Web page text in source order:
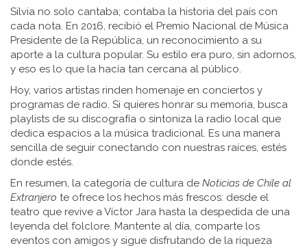
Silvia no solo cantaba; contaba la historia del país con
cada nota. En 2016, recibió el Premio Nacional de Música
Presidente de la República, un reconocimiento a su
aporte a la cultura popular. Su estilo era puro, sin adornos,
y eso es lo que la hacía tan cercana al público.
Hoy, varios artistas rinden homenaje en conciertos y
programas de radio. Si quieres honrar su memoria, busca
playlists de su discografía o sintoniza la radio local que
dedica espacios a la música tradicional. Es una manera
sencilla de seguir conectando con nuestras raíces, estés
donde estés.
En resumen, la categoría de cultura de Noticias de Chile al
Extranjero te ofrece los hechos más frescos: desde el
teatro que revive a Víctor Jara hasta la despedida de una
leyenda del folclore. Mantente al día, comparte los
eventos con amigos y sigue disfrutando de la riqueza